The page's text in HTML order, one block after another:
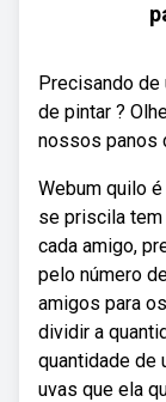
Precisando de
de pintar ?
nossos panos
Webum quilo
se priscila tem
cada amigo,
pelo número
amigos para
dividir a
quantidade de
uvas que ela